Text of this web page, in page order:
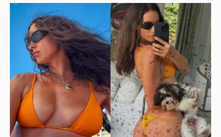
Ирина Шейк показала фигуру в бикини